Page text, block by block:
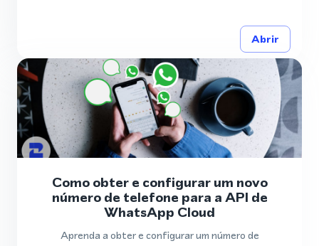
Abrir
Como obter e configurar um novo
número de telefone para a API de
WhatsApp Cloud
Aprenda a obter e configurar um número de